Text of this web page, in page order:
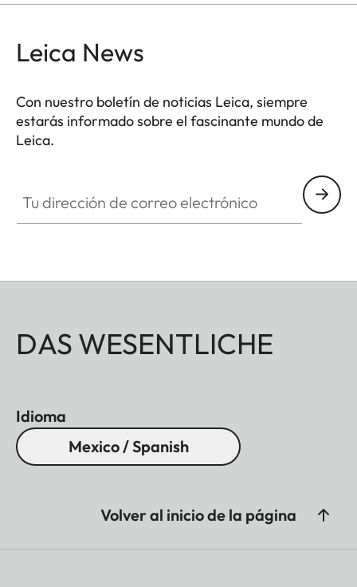
Leica News
Con nuestro boletín de noticias Leica, siempre
estarás informado sobre el fascinante mundo de
Leica.
DAS WESENTLICHE
Idioma
Mexico / Spanish
Volver al inicio de la página